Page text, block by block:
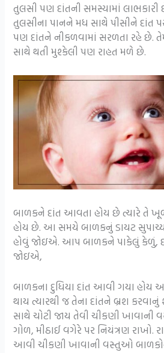
તુલસી પણ દાંતની સમસ્યામાં
તુલસીના પાનને મધ સાથે પીસીને દાંત
પણ દાંતને નીકળવામાં સરળતા રહે છે.
સાથે થતી મુશ્કેલી પણ રાહત મળે છે.
બાળકને દાંત આવતા હોય છે ત્યારે તે
હોય છે. આ સમયે બાળકનું ડાયટ સુપાચ્ય
હોવું જોઇએ. આપ બાળકને પાકેલું કેળું,
જોઇએ,
બાળકના દુધિયા દાંત આવી ગયા
થાય ત્યારથી જ તેના દાંતને બ્રશ
સાથે ચોટી જાય તેવી ચીકણી
ગોળ, મીઠાઈ વગેરે પર નિયંત્રણ રાખો.
આવી ચીકણી ખાવાની વસ્તુઓ